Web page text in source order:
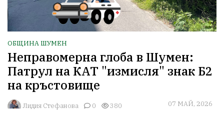
ОБЩИНА ШУМЕН
Неправомерна глоба в Шумен:
Патрул на КАТ "измисля" знак Б2
на кръстовище
Лидия Стефанова 0 380 07 МАЙ, 2026